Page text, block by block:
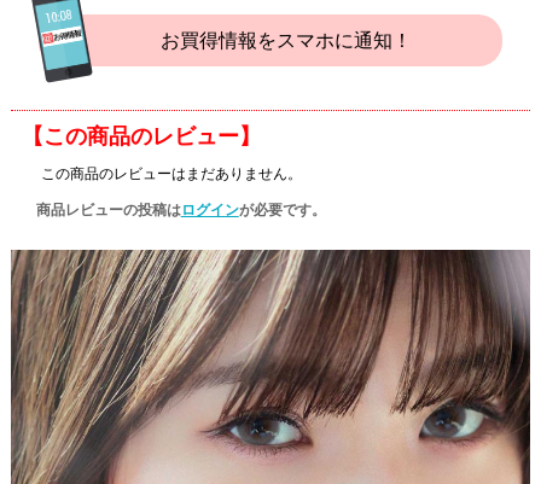
お買得情報をスマホに通知！
【この商品のレビュー】
この商品のレビューはまだありません。
商品レビューの投稿はログインが必要です。